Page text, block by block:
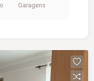
Academia;
amplos,
localização na
Garagens